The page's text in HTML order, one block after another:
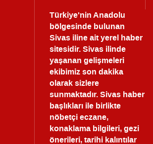
Türkiye'nin Anadolu
bölgesinde bulunan
Sivas iline ait yerel haber
sitesidir. Sivas ilinde
yaşanan gelişmeleri
ekibimiz son dakika
olarak sizlere
sunmaktadır.Sivas haber
başlıkları ile birlikte
nöbetçi eczane,
konaklama bilgileri, gezi
önerileri, tarihi kalıntılar